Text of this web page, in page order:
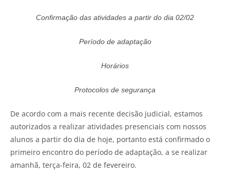
Confirmação das atividades a partir do dia 02/02
Período de adaptação
Horários
Protocolos de segurança
De acordo com a mais recente decisão judicial, estamos
autorizados a realizar atividades presenciais com nossos
alunos a partir do dia de hoje, portanto está confirmado o
primeiro encontro do período de adaptação, a se realizar
amanhã, terça-feira, 02 de fevereiro.